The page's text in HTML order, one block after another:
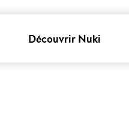
Découvrir Nuki